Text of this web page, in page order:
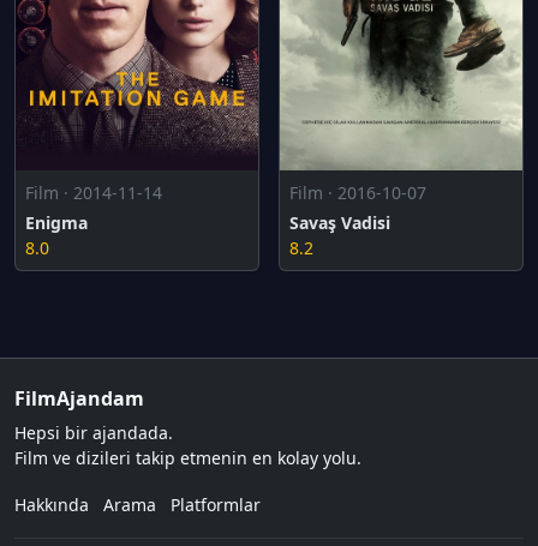
Film · 2014-11-14
Enigma
8.0
Film · 2016-10-07
Savaş Vadisi
8.2
FilmAjandam
Hepsi bir ajandada.
Film ve dizileri takip etmenin en kolay yolu.
Hakkında Arama Platformlar